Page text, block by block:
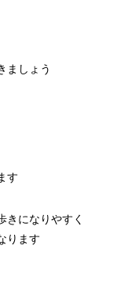
ましょう
す
きになりやすく
ります